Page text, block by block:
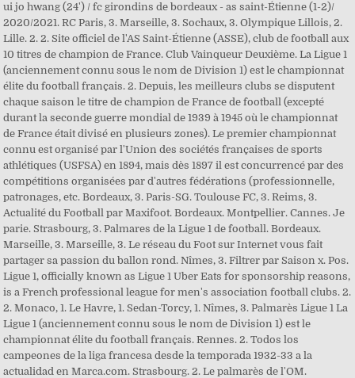
ui jo hwang (24') / fc girondins de bordeaux - as saint-Étienne (1-2)/
2020/2021. RC Paris, 3. Marseille, 3. Sochaux, 3. Olympique Lillois, 2.
Lille. 2. 2. Site officiel de l'AS Saint-Étienne (ASSE), club de football aux
10 titres de champion de France. Club Vainqueur Deuxième. La Ligue 1
(anciennement connu sous le nom de Division 1) est le championnat
élite du football français. 2. Depuis, les meilleurs clubs se disputent
chaque saison le titre de champion de France de football (excepté
durant la seconde guerre mondial de 1939 à 1945 où le championnat
de France était divisé en plusieurs zones). Le premier championnat
connu est organisé par l'Union des sociétés françaises de sports
athlétiques (USFSA) en 1894, mais dès 1897 il est concurrencé par des
compétitions organisées par d'autres fédérations (professionnelle,
patronages, etc. Bordeaux, 3. Paris-SG. Toulouse FC, 3. Reims, 3.
Actualité du Football par Maxifoot. Bordeaux. Montpellier. Cannes. Je
parie. Strasbourg, 3. Palmares de la Ligue 1 de football. Bordeaux.
Marseille, 3. Marseille, 3. Le réseau du Foot sur Internet vous fait
partager sa passion du ballon rond. Nîmes, 3. Filtrer par Saison x. Pos.
Ligue 1, officially known as Ligue 1 Uber Eats for sponsorship reasons,
is a French professional league for men's association football clubs. 2.
2. Monaco, 1. Le Havre, 1. Sedan-Torcy, 1. Nîmes, 3. Palmarès Ligue 1 La
Ligue 1 (anciennement connu sous le nom de Division 1) est le
championnat élite du football français. Rennes. 2. Todos los
campeones de la liga francesa desde la temporada 1932-33 a la
actualidad en Marca.com. Strasbourg. 2. Le palmarès de l'OM.